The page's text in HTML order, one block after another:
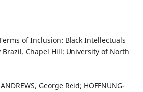
of Inclusion: Black Intellectuals
Chapel Hill: University of North
George Reid; HOFFNUNG-